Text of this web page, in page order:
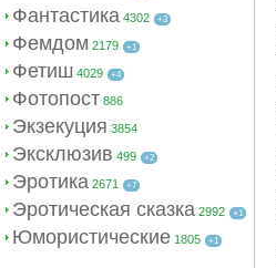
Фантастика 4302 +3
Фемдом 2179 +1
Фетиш 4029 +4
Фотопост 886
Экзекуция 3854
Эксклюзив 499 +2
Эротика 2671 +7
Эротическая сказка 2992 +1
Юмористические 1805 +1